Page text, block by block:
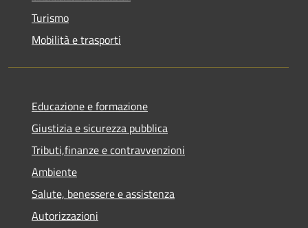
Turismo
Mobilità e trasporti
Educazione e formazione
Giustizia e sicurezza pubblica
Tributi,finanze e contravvenzioni
Ambiente
Salute, benessere e assistenza
Autorizzazioni